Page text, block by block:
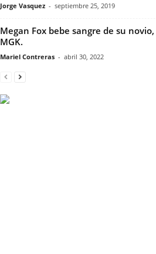
Jorge Vasquez - septiembre 25, 2019
Megan Fox bebe sangre de su novio,
MGK.
Mariel Contreras - abril 30, 2022